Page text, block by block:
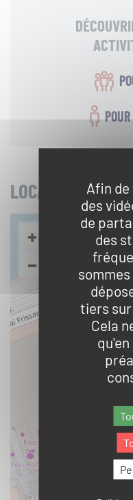
LOCALISER
+
−
Afin
des
de
des
tiers
Cela